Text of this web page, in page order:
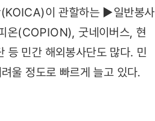
(KOICA)이 관할하는 ▶일반봉사
온(COPION), 굿네이버스, 현
등 민간 해외봉사단도 많다. 민
울 정도로 빠르게 늘고 있다.